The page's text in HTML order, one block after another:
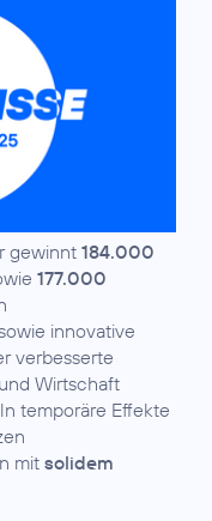
gewinnt 184.000
177.000
innovative
verbesserte
Wirtschaft
temporäre Effekte
mit solidem